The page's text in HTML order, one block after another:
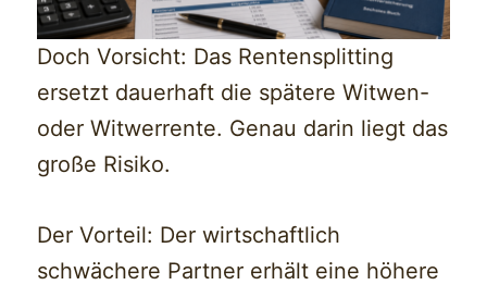
Doch Vorsicht: Das Rentensplitting
ersetzt dauerhaft die spätere Witwen-
oder Witwerrente. Genau darin liegt das
große Risiko.
Der Vorteil: Der wirtschaftlich
schwächere Partner erhält eine höhere